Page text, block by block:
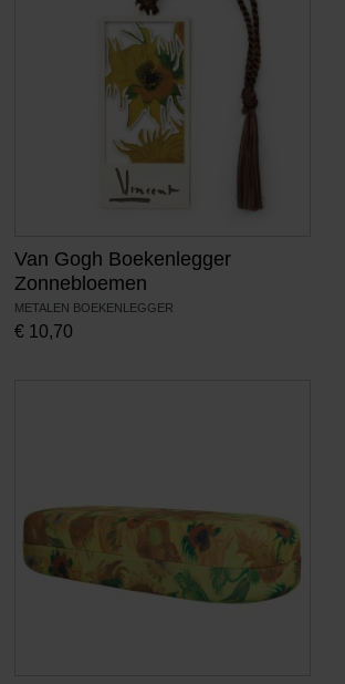
Van Gogh Boekenlegger
Zonnebloemen
METALEN BOEKENLEGGER
€ 10,70